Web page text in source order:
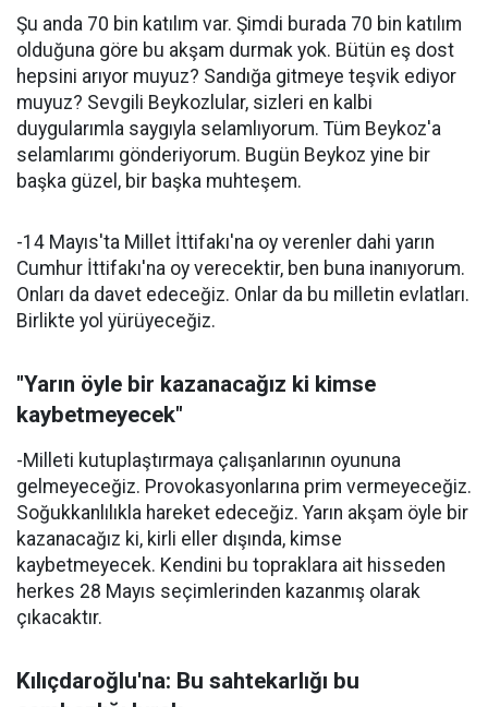
Şu anda 70 bin katılım var. Şimdi burada 70 bin katılım
olduğuna göre bu akşam durmak yok. Bütün eş dost
hepsini arıyor muyuz? Sandığa gitmeye teşvik ediyor
muyuz? Sevgili Beykozlular, sizleri en kalbi
duygularımla saygıyla selamlıyorum. Tüm Beykoz'a
selamlarımı gönderiyorum. Bugün Beykoz yine bir
başka güzel, bir başka muhteşem.
-14 Mayıs'ta Millet İttifakı'na oy verenler dahi yarın
Cumhur İttifakı'na oy verecektir, ben buna inanıyorum.
Onları da davet edeceğiz. Onlar da bu milletin evlatları.
Birlikte yol yürüyeceğiz.
"Yarın öyle bir kazanacağız ki kimse
kaybetmeyecek"
-Milleti kutuplaştırmaya çalışanlarının oyununa
gelmeyeceğiz. Provokasyonlarına prim vermeyeceğiz.
Soğukkanlılıkla hareket edeceğiz. Yarın akşam öyle bir
kazanacağız ki, kirli eller dışında, kimse
kaybetmeyecek. Kendini bu topraklara ait hisseden
herkes 28 Mayıs seçimlerinden kazanmış olarak
çıkacaktır.
Kılıçdaroğlu'na: Bu sahtekarlığı bu